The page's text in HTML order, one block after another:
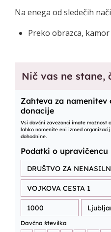
Na enega od sledečih
Preko obrazca,